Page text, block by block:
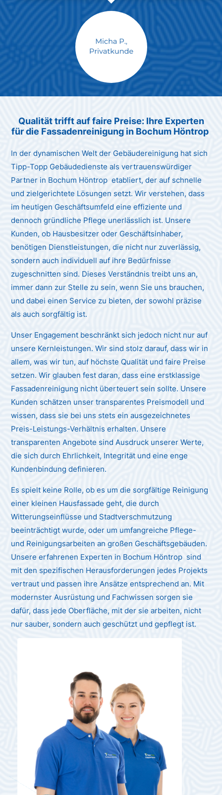
Max Mustermann
Qualität trifft auf faire Preise: Ihre Experten
für die Fassadenreinigung in Bochum Höntrop
In der dynamischen Welt der Gebäudereinigung hat sich
Tipp-Topp Gebäudedienste als vertrauenswürdiger
Partner in Bochum Höntrop etabliert, der auf schnelle
und zielgerichtete Lösungen setzt. Wir verstehen, dass
im heutigen Geschäftsumfeld eine effiziente und
dennoch gründliche Pflege unerlässlich ist. Unsere
Kunden, ob Hausbesitzer oder Geschäftsinhaber,
benötigen Dienstleistungen, die nicht nur zuverlässig,
sondern auch individuell auf ihre Bedürfnisse
zugeschnitten sind. Dieses Verständnis treibt uns an,
immer dann zur Stelle zu sein, wenn Sie uns brauchen,
und dabei einen Service zu bieten, der sowohl präzise
als auch sorgfältig ist.
Unser Engagement beschränkt sich jedoch nicht nur auf
unsere Kernleistungen. Wir sind stolz darauf, dass wir in
allem, was wir tun, auf höchste Qualität und faire Preise
setzen. Wir glauben fest daran, dass eine erstklassige
Fassadenreinigung nicht überteuert sein sollte. Unsere
Kunden schätzen unser transparentes Preismodell und
wissen, dass sie bei uns stets ein ausgezeichnetes
Preis-Leistungs-Verhältnis erhalten. Unsere
transparenten Angebote sind Ausdruck unserer Werte,
die sich durch Ehrlichkeit, Integrität und eine enge
Kundenbindung definieren.
Es spielt keine Rolle, ob es um die sorgfältige Reinigung
einer kleinen Hausfassade geht, die durch
Witterungseinflüsse und Stadtverschmutzung
beeinträchtigt wurde, oder um umfangreiche Pflege-
und Reinigungsarbeiten an großen Geschäftsgebäuden.
Unsere erfahrenen Experten in Bochum Höntrop sind
mit den spezifischen Herausforderungen jedes Projekts
vertraut und passen ihre Ansätze entsprechend an. Mit
modernster Ausrüstung und Fachwissen sorgen sie
dafür, dass jede Oberfläche, mit der sie arbeiten, nicht
nur sauber, sondern auch geschützt und gepflegt ist.